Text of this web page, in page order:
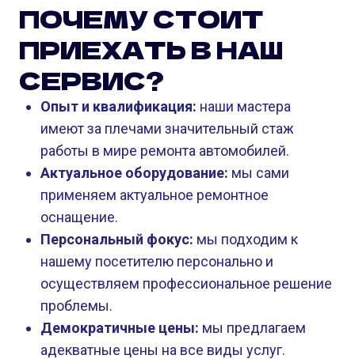
ПОЧЕМУ СТОИТ
ПРИЕХАТЬ В НАШ
СЕРВИС?
Опыт и квалификация: наши мастера
имеют за плечами значительный стаж
работы в мире ремонта автомобилей.
Актуальное оборудование: мы сами
применяем актуальное ремонтное
оснащение.
Персональный фокус: мы подходим к
нашему посетителю персонально и
осуществляем профессиональное решение
проблемы.
Демократичные цены: мы предлагаем
адекватные цены на все виды услуг.